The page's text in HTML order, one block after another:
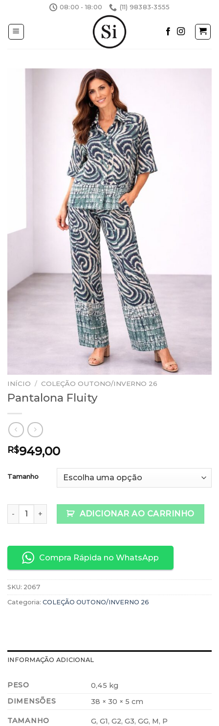
content
08:00 - 18:00 (11) 98383-3555
INÍCIO / COLEÇÃO OUTONO/INVERNO 26
Pantalona Fluity
R$949,00
Tamanho
Pantalona Fluity quantidadeADICIONAR AO CARRINHO
Compra Rápida no WhatsApp
SKU: 2067
Categoria: COLEÇÃO OUTONO/INVERNO 26
INFORMAÇÃO ADICIONAL
PESO
0,45 kg
DIMENSÕES
38 × 30 × 5 cm
TAMANHO G, G1, G2, G3, GG, M, P